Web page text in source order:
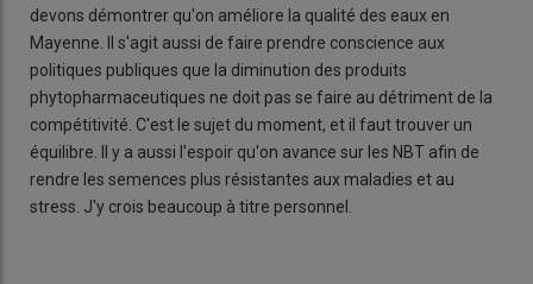
devons démontrer qu'on améliore la qualité des eaux en
Mayenne. Il s'agit aussi de faire prendre conscience aux
politiques publiques que la diminution des produits
phytopharmaceutiques ne doit pas se faire au détriment de la
compétitivité. C'est le sujet du moment, et il faut trouver un
équilibre. Il y a aussi l'espoir qu'on avance sur les NBT afin de
rendre les semences plus résistantes aux maladies et au
stress. J'y crois beaucoup à titre personnel.